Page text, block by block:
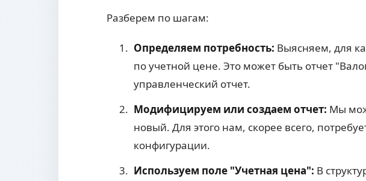
Разберем по шагам:
Определяем потребность: Выясняем, для
по учетной цене. Это может быть отчет
управленческий отчет.
Модифицируем или создаем отчет: Мы
новый. Для этого нам, скорее всего,
конфигурации.
Используем поле "Учетная цена": В